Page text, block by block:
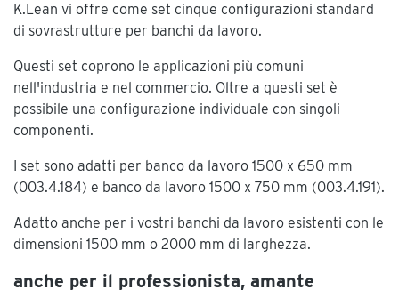
K.Lean vi offre come set cinque configurazioni standard
di sovrastrutture per banchi da lavoro.
Questi set coprono le applicazioni più comuni
nell'industria e nel commercio. Oltre a questi set è
possibile una configurazione individuale con singoli
componenti.
I set sono adatti per banco da lavoro 1500 x 650 mm
(003.4.184) e banco da lavoro 1500 x 750 mm (003.4.191).
Adatto anche per i vostri banchi da lavoro esistenti con le
dimensioni 1500 mm o 2000 mm di larghezza.
anche per il professionista, amante